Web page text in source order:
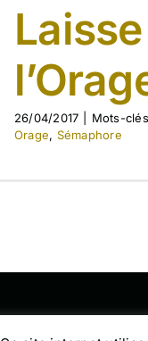
26/04/2017 Mots-
Orage, Sémaphore